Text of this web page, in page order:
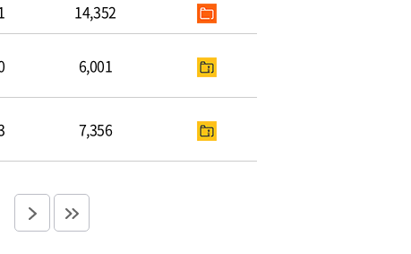
14,352
6,001
7,356